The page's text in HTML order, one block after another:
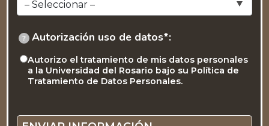
? Autorización uso de datos*:
Autorizo el tratamiento de mis datos personales
a la Universidad del Rosario bajo su Política de
Tratamiento de Datos Personales.